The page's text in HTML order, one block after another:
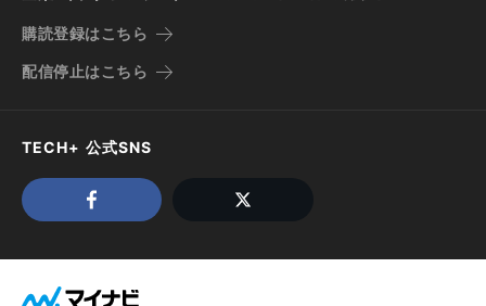
購読登録はこちら
配信停止はこちら
TECH+ 公式SNS